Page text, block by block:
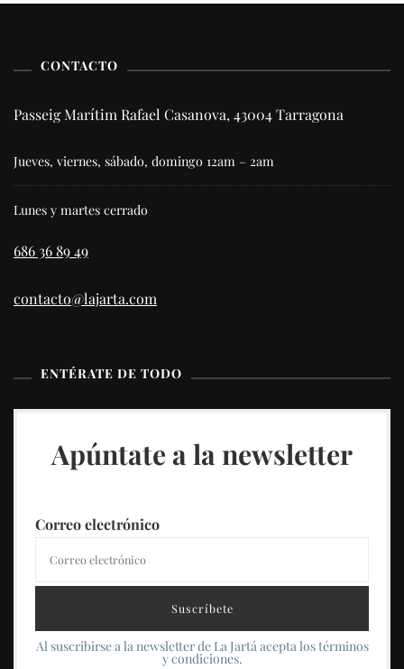
CONTACTO
Passeig Marítim Rafael Casanova, 43004 Tarragona
Jueves, viernes, sábado, domingo 12am – 2am
Lunes y martes cerrado
686 36 89 49
contacto@lajarta.com
ENTÉRATE DE TODO
Apúntate a la newsletter
Correo electrónico
Al suscribirse a la newsletter de La Jartá acepta los términos
y condiciones.